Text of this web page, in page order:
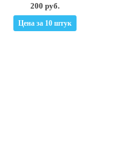
200 руб.
Цена за 10 штук